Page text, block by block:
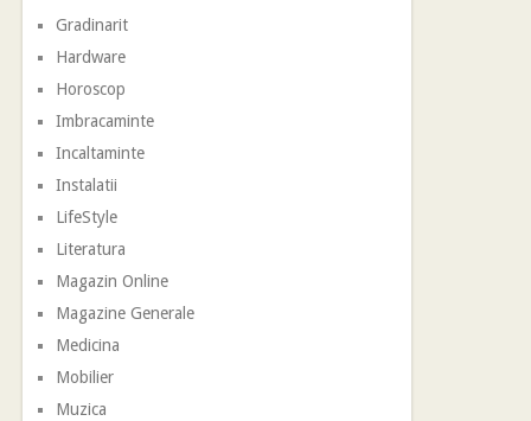
Gradinarit
Hardware
Horoscop
Imbracaminte
Incaltaminte
Instalatii
LifeStyle
Literatura
Magazin Online
Magazine Generale
Medicina
Mobilier
Muzica